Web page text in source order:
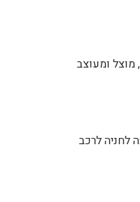
מוצל ומעוצב
לחניה לרכב